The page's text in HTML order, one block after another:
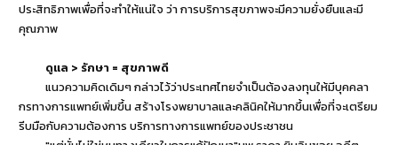
ประสิทธิภาพเพื่อที่จะทำให้แน่ใจ ว่า การบริการสุขภาพจะมีความยั่งยืนและมี
คุณภาพ
ดูแล > รักษา = สุขภาพดี
แนวความคิดเดิมๆ กล่าวไว้ว่าประเทศไทยจำเป็นต้องลงทุนให้มีบุคคลา
กรทางการแพทย์เพิ่มขึ้น สร้างโรงพยาบาลและคลินิคให้มากขึ้นเพื่อที่จะเตรียม
รีบมือกับความต้องการ บริการทางการแพทย์ของประชาชน